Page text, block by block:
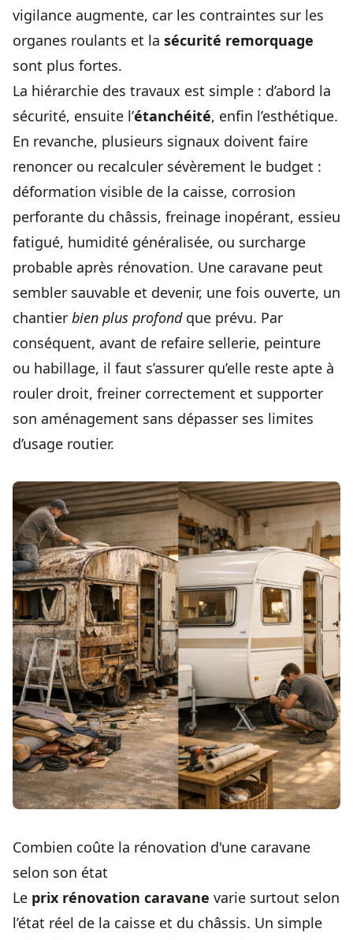
vigilance augmente, car les contraintes sur les
organes roulants et la sécurité remorquage
sont plus fortes.
La hiérarchie des travaux est simple : d’abord la
sécurité, ensuite l’étanchéité, enfin l’esthétique.
En revanche, plusieurs signaux doivent faire
renoncer ou recalculer sévèrement le budget :
déformation visible de la caisse, corrosion
perforante du châssis, freinage inopérant, essieu
fatigué, humidité généralisée, ou surcharge
probable après rénovation. Une caravane peut
sembler sauvable et devenir, une fois ouverte, un
chantier bien plus profondque prévu. Par
conséquent, avant de refaire sellerie, peinture
ou habillage, il faut s’assurer qu’elle reste apte à
rouler droit, freiner correctement et supporter
son aménagement sans dépasser ses limites
d’usage routier.
Combien coûte la rénovation d'une caravane
selon son état
Le prix rénovation caravane varie surtout selon
l’état réel de la caisse et du châssis. Un simple